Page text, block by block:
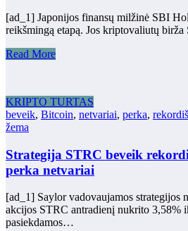
[ad_1] Japonijos finansų milžinė SBI
reikšmingą etapą. Jos kriptovaliutų
Read More
KRIPTO TURTAS
beveik, Bitcoin, netvariai, perka,
žema
Strategija STRC beveik
perka netvariai
[ad_1] Saylor vadovaujamos strategijos
akcijos STRC antradienį nukrito 3,58%
pasiekdamos…